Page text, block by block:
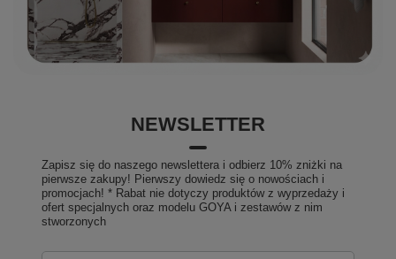
NEWSLETTER
Zapisz się do naszego newslettera i odbierz 10% zniżki na
pierwsze zakupy! Pierwszy dowiedz się o nowościach i
promocjach! * Rabat nie dotyczy produktów z wyprzedaży i
ofert specjalnych oraz modelu GOYA i zestawów z nim
stworzonych